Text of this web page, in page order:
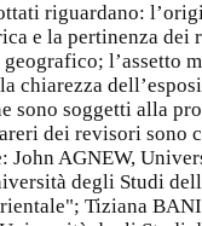
riguardano:
e la pertinenza
l’assetto
chiarezza
sono soggetti alla
dei revisori sono
John AGNEW,
degli Studi
Tiziana